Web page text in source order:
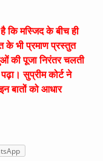
कि मस्जिद के बीच ही
के भी प्रमाण प्रस्तुत
की पूजा निरंतर चलती
सुप्रीम कोर्ट ने
बातों को आधार